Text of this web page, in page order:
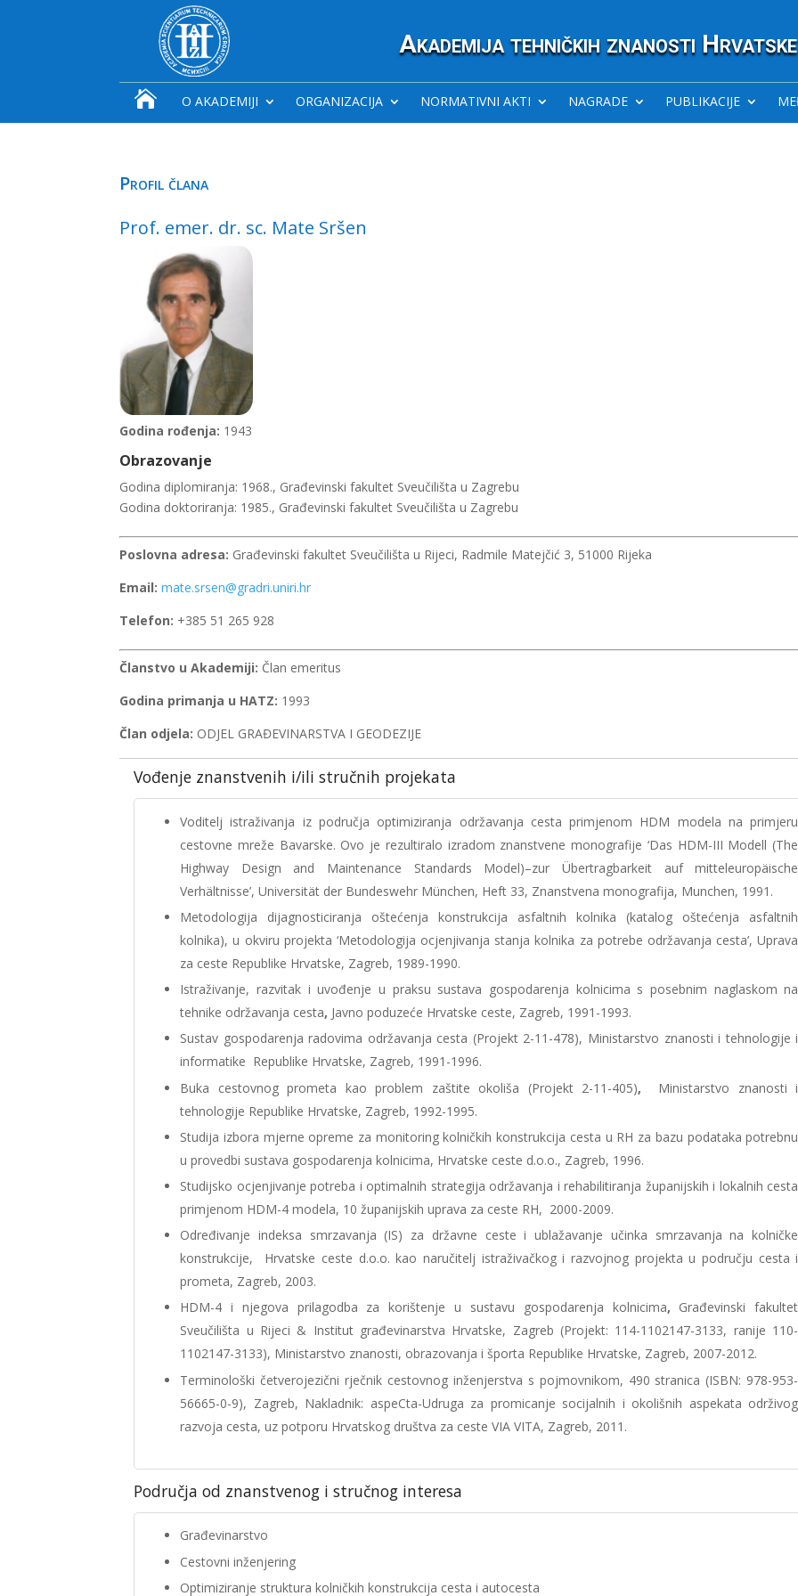
Akademija tehničkih znanosti Hrvatske
 O AKADEMIJI ORGANIZACIJA NORMATIVNI AKTI NAGRADE PUBLIKACIJE
Profil člana
Prof. emer. dr. sc. Mate Sršen
Godina rođenja: 1943
Obrazovanje
Godina diplomiranja: 1968., Građevinski fakultet Sveučilišta u Zagrebu
Godina doktoriranja: 1985., Građevinski fakultet Sveučilišta u Zagrebu
Poslovna adresa: Građevinski fakultet Sveučilišta u Rijeci, Radmile Matejčić 3, 51000 Rijeka
Email: mate.srsen@gradri.uniri.hr
Telefon: +385 51 265 928
Članstvo u Akademiji: Član emeritus
Godina primanja u HATZ: 1993
Član odjela: ODJEL GRAĐEVINARSTVA I GEODEZIJE
Vođenje znanstvenih i/ili stručnih projekata
Voditelj istraživanja iz područja optimiziranja održavanja cesta primjenom HDM modela na primjeru
cestovne mreže Bavarske. Ovo je rezultiralo izradom znanstvene monografije ‘Das HDM-III Modell (The
Highway Design and Maintenance Standards Model)–zur Übertragbarkeit auf mitteleuropäische
Verhältnisse’, Universität der Bundeswehr München, Heft 33, Znanstvena monografija, Munchen, 1991.
Metodologija dijagnosticiranja oštećenja konstrukcija asfaltnih kolnika (katalog oštećenja asfaltnih
kolnika), u okviru projekta ‘Metodologija ocjenjivanja stanja kolnika za potrebe održavanja cesta’, Uprava
za ceste Republike Hrvatske, Zagreb, 1989-1990.
Istraživanje, razvitak i uvođenje u praksu sustava gospodarenja kolnicima s posebnim naglaskom na
tehnike održavanja cesta, Javno poduzeće Hrvatske ceste, Zagreb, 1991-1993.
Sustav gospodarenja radovima održavanja cesta (Projekt 2-11-478), Ministarstvo znanosti i tehnologije i
informatike Republike Hrvatske, Zagreb, 1991-1996.
Buka cestovnog prometa kao problem zaštite okoliša (Projekt 2-11-405),
Ministarstvo znanosti i
tehnologije Republike Hrvatske, Zagreb, 1992-1995.
Studija izbora mjerne opreme za monitoring kolničkih konstrukcija cesta u RH za bazu podataka potrebnu
u provedbi sustava gospodarenja kolnicima, Hrvatske ceste d.o.o., Zagreb, 1996.
Studijsko ocjenjivanje potreba i optimalnih strategija održavanja i rehabilitiranja županijskih i lokalnih cesta
primjenom HDM-4 modela, 10 županijskih uprava za ceste RH, 2000-2009.
Određivanje indeksa smrzavanja (IS) za državne ceste i ublažavanje učinka smrzavanja na kolničke
konstrukcije, Hrvatske ceste d.o.o. kao naručitelj istraživačkog i razvojnog projekta u području cesta i
prometa, Zagreb, 2003.
HDM-4 i njegova prilagodba za korištenje u sustavu gospodarenja kolnicima, Građevinski fakultet
Sveučilišta u Rijeci & Institut građevinarstva Hrvatske, Zagreb (Projekt: 114-1102147-3133, ranije 110-
1102147-3133), Ministarstvo znanosti, obrazovanja i športa Republike Hrvatske, Zagreb, 2007-2012.
Terminološki četverojezični rječnik cestovnog inženjerstva s pojmovnikom, 490 stranica (ISBN: 978-953-
56665-0-9), Zagreb, Nakladnik: aspeCta-Udruga za promicanje socijalnih i okolišnih aspekata održivog
razvoja cesta, uz potporu Hrvatskog društva za ceste VIA VITA, Zagreb, 2011.
Područja od znanstvenog i stručnog interesa
Građevinarstvo
Cestovni inženjering
Optimiziranje struktura kolničkih konstrukcija cesta i autocesta